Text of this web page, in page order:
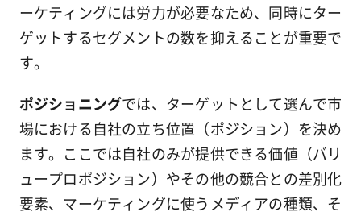
ーケティングには労力が必要なため、同時にター
ゲットするセグメントの数を抑えることが重要で
す。
ポジショニングでは、ターゲットとして選んで市
場における自社の立ち位置（ポジション）を決め
ます。ここでは自社のみが提供できる価値（バリ
ュープロポジション）やその他の競合との差別化
要素、マーケティングに使うメディアの種類、そ